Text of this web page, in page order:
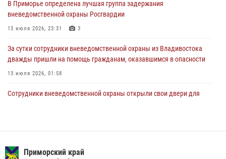
службе
27 июля 2026, 02:30
В Приморье определена лучшая группа задержания
вневедомственной охраны Росгвардии
13 июля 2026, 23:31 3
За сутки сотрудники вневедомственной охраны из Владивостока
дважды пришли на помощь гражданам, оказавшимся в опасности
13 июля 2026, 01:58
Сотрудники вневедомственной охраны открыли свои двери для
среди водолазов Восточного округа Росгвардии
Приморский край